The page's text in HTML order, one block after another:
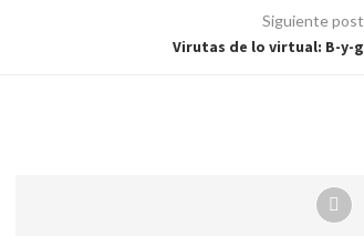
Siguiente post
Virutas de lo virtual: B-y-g